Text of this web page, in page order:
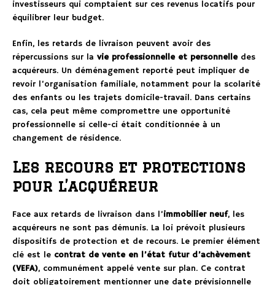
investisseurs qui comptaient sur ces revenus locatifs pour
équilibrer leur budget.
Enfin, les retards de livraison peuvent avoir des
répercussions sur la vie professionnelle et personnelledes
acquéreurs. Un déménagement reporté peut impliquer de
revoir l’organisation familiale, notamment pour la scolarité
des enfants ou les trajets domicile-travail. Dans certains
cas, cela peut même compromettre une opportunité
professionnelle si celle-ci était conditionnée à un
changement de résidence.
Les recours et protections
pour l’acquéreur
Face aux retards de livraison dans l’immobilier neuf, les
acquéreurs ne sont pas démunis. La loi prévoit plusieurs
dispositifs de protection et de recours. Le premier élément
clé est le contrat de vente en l’état futur d’achèvement
(VEFA), communément appelé vente sur plan. Ce contrat
doit obligatoirement mentionner une date prévisionnelle